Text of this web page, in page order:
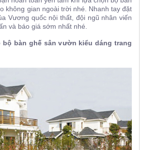
không gian ngoài trời nhé. Nhanh tay đặt
Vương quốc nội thất, đội ngũ nhân viến
và báo giá sớm nhất nhé.
bộ bàn ghế sân vườn kiểu dáng trang